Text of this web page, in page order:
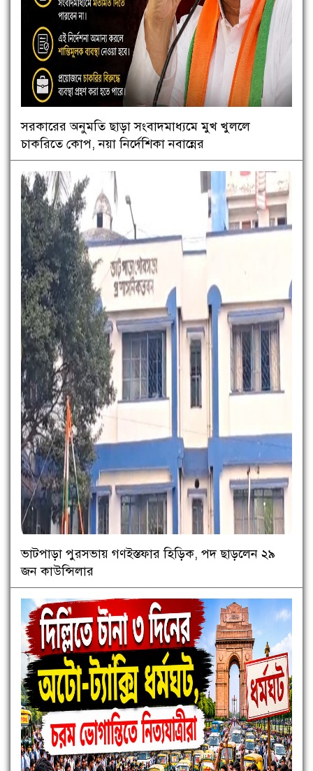
সরকারের অনুমতি ছাড়া সংবাদমাধ্যমে মুখ খুললে
চাকরিতে কোপ, নয়া নির্দেশিকা নবান্নের
ভাটপাড়া পুরসভায় গণইস্তফার হিড়িক, পদ ছাড়লেন ২৯
জন কাউন্সিলার